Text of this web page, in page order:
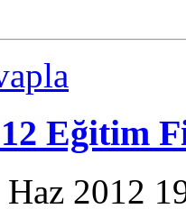
Eğitim
2012